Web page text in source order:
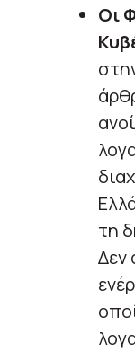
Οι
τη
Δεν